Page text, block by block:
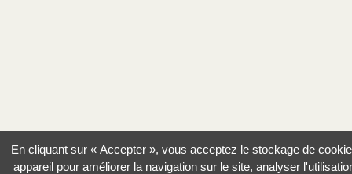
En cliquant sur « Accepter », vous acceptez le stockage de
appareil pour améliorer la navigation sur le site, analyser